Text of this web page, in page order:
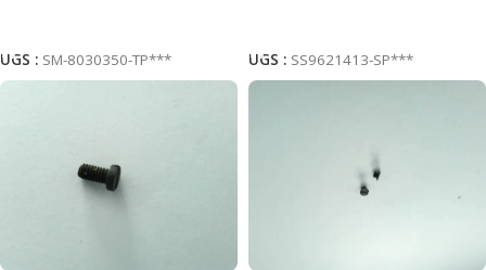
UGS : SM-8030350-TP***
UGS : SS9621413-SP***